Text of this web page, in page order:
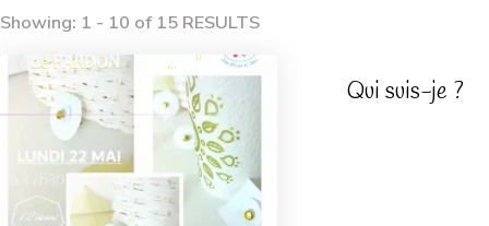
Showing: 1 - 10 of 15 RESULTS
Qui suis-je ?